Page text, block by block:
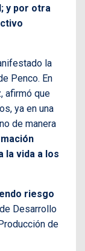
y por otra
la
Penco. En
afirmó que
ya en una
de manera
la vida a los
riesgo
Desarrollo
de